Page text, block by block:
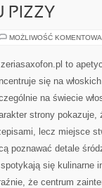
PIZZY
MOŻLIWOŚĆ
to
się na
na świecie
strony pokazuje,
lecz miejsce
poznawać detale
się kulinarne
że centrum